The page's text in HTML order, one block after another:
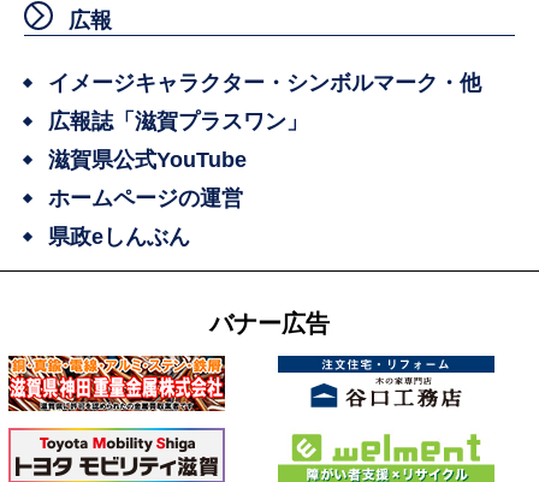
広報
イメージキャラクター・シンボルマーク・他
広報誌「滋賀プラスワン」
滋賀県公式YouTube
ホームページの運営
県政eしんぶん
バナー広告